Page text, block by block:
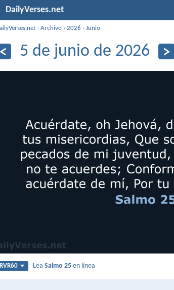
DailyVerses.net
›Archivo ›2026 ›Junio
5 de junio de 2026
RVR60 LeaSalmo 25 en línea